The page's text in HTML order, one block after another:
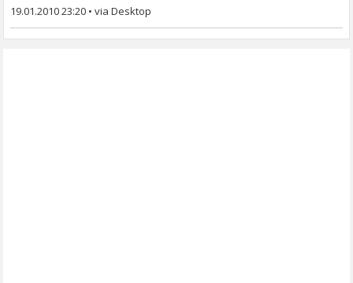
19.01.2010 23:20 •